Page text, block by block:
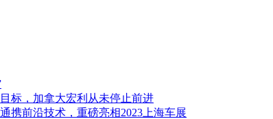
标，加拿大宏利从未停止前进
携前沿技术，重磅亮相2023上海车展